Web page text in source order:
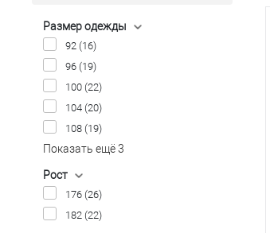
Размер одежды
92 (16)
96 (19)
100 (22)
104 (20)
108 (19)
Показать ещё 3
Рост
176 (26)
182 (22)